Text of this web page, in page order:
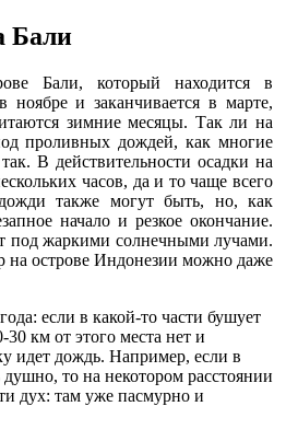
Бали
Бали, который находится в
ноябре и заканчивается в марте,
зимние месяцы. Так ли на
проливных дождей, как многие
В действительности осадки на
часов, да и то чаще всего
также могут быть, но, как
начало и резкое окончание.
под жаркими солнечными лучами.
на острове Индонезии можно даже
если в какой-то части бушует
км от этого места нет и
идет дождь. Например, если в
то на некотором расстоянии
дух: там уже пасмурно и